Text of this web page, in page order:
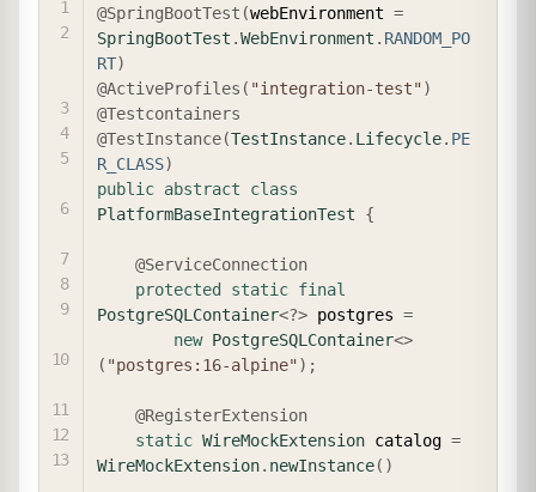
@SpringBootTest (webEnvironment =
SpringBootTest .WebEnvironment . RANDOM_PO
RT)
@ActiveProfiles ( "integration-test")
@Testcontainers
@TestInstance(TestInstance. Lifecycle. PE
R_CLASS)
public abstract
class
PlatformBaseIntegrationTest
{
@ServiceConnection
protected
static final
PostgreSQLContainer<?> postgres =
new PostgreSQLContainer<>
( "postgres:16-alpine") ;
@RegisterExtension
static WireMockExtension catalog =
WireMockExtension. newInstance( )